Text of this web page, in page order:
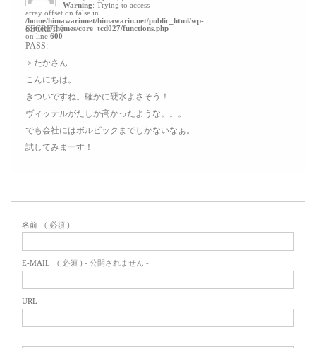
Warning: Trying to access
array offset on false in
/home/himawarinnet/himawarin.net/public_html/wp-
content/themes/core_tcd027/functions.php
on line 600
SECRET: 0
PASS:
＞たかさん
こんにちは。
きついですね。確かに硬水よさそう！
ヴィッテルがたしか高かったような。。。
でも会社にはボルビックまでしかないなぁ。
試してみまーす！
名前 ( 必須 )
E-MAIL ( 必須 ) - 公開されません -
URL